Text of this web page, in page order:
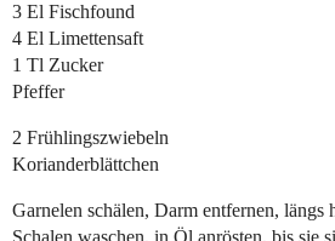
3 El Fischfound
4 El Limettensaft
1 Tl Zucker
Pfeffer
2 Frühlingszwiebeln
Korianderblättchen
Garnelen schälen, Darm entfernen, längs
Schalen waschen, in Öl anrösten, bis sie